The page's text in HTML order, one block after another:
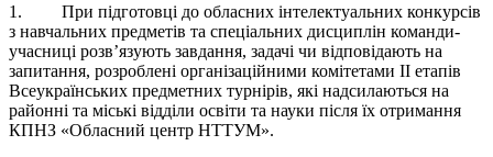
1. При підготовці до обласних інтелектуальних конкурсів
з навчальних предметів та спеціальних дисциплін команди-
учасниці розв’язують завдання, задачі чи відповідають на
запитання, розроблені організаційними комітетами ІІ етапів
Всеукраїнських предметних турнірів, які надсилаються на
районні та міські відділи освіти та науки після їх отримання
КПНЗ «Обласний центр НТТУМ».